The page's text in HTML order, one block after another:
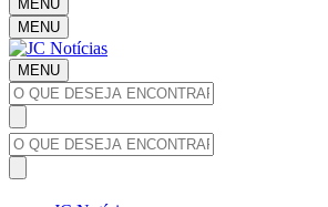
MENU
MENU
MENU